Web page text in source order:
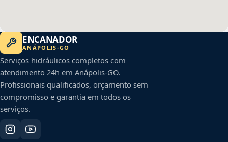
ENCANADOR
ANÁPOLIS-GO
Serviços hidráulicos completos com
atendimento 24h em Anápolis-GO.
Profissionais qualificados, orçamento sem
compromisso e garantia em todos os
serviços.